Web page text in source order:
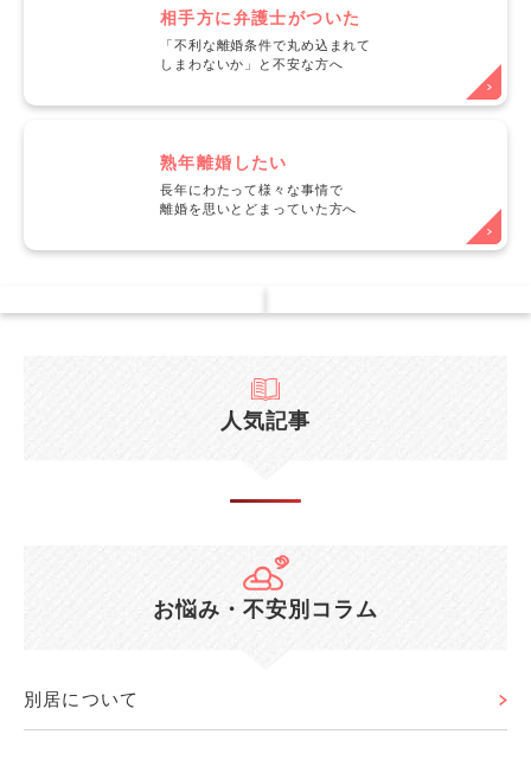
相手方に弁護士がついた
「不利な離婚条件で丸め込まれて
しまわないか」と不安な方へ
熟年離婚したい
長年にわたって様々な事情で
離婚を思いとどまっていた方へ
人気記事
お悩み・不安別コラム
別居について